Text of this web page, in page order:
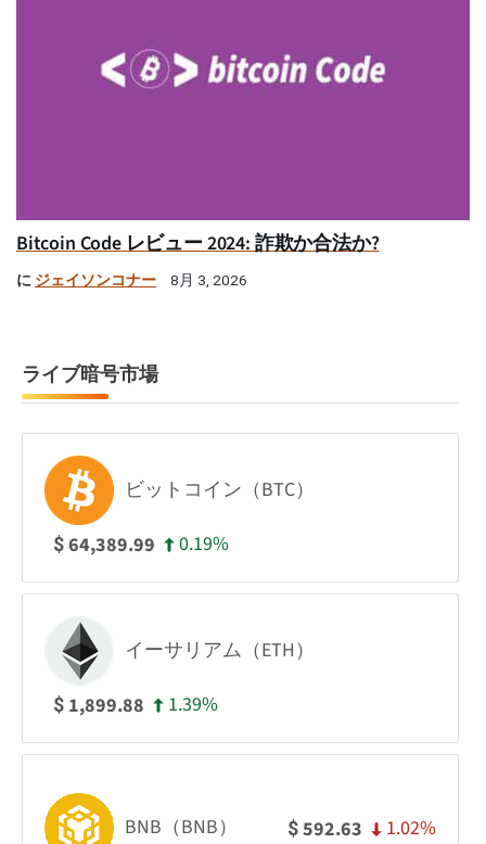
Bitcoin Code レビュー 2024: 詐欺か合法か?
に ジェイソンコナー 8月 3, 2026
ライブ暗号市場
ビットコイン（BTC）
$64,389.99 0.19%
イーサリアム（ETH）
$ 1,899.88 1.39%
BNB（BNB） $592.63 1.02%